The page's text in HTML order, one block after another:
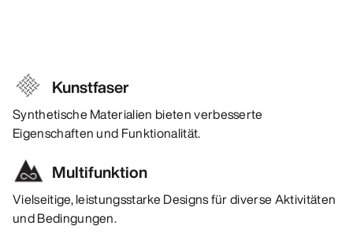
Kunstfaser
Synthetische Materialien bieten verbesserte
Eigenschaften und Funktionalität.
Multifunktion
Vielseitige, leistungsstarke Designs für diverse Aktivitäten
und Bedingungen.